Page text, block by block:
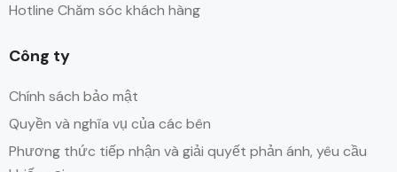
Hotline Chăm sóc khách hàng
Công ty
Chính sách bảo mật
Quyền và nghĩa vụ của các bên
Phương thức tiếp nhận và giải quyết phản ánh, yêu cầu